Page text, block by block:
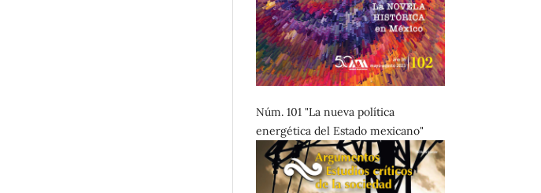
Núm. 101 "La nueva política
energética del Estado mexicano"